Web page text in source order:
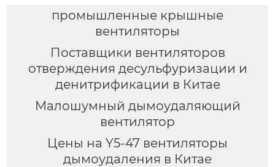
промышленные крышные
вентиляторы
Поставщики вентиляторов
отверждения десульфуризации и
денитрификации в Китае
Малошумный дымоудаляющий
вентилятор
Цены на Y5-47 вентиляторы
дымоудаления в Китае